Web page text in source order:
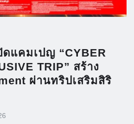
ดแคมเปญ “CYBER
TRIP” สร้าง
ผ่านทริปเสริมสิริ